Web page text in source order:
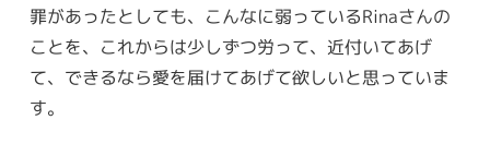
罪があったとしても、こんなに弱っているRinaさんの
ことを、これからは少しずつ労って、近付いてあげ
て、できるなら愛を届けてあげて欲しいと思っていま
す。